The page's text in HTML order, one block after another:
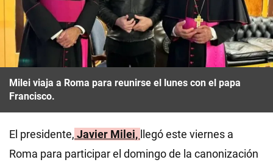
Milei viaja a Roma para reunirse el lunes con el papa
Francisco.
El presidente, Javier Milei, llegó este viernes a
Roma para participar el domingo de la canonización